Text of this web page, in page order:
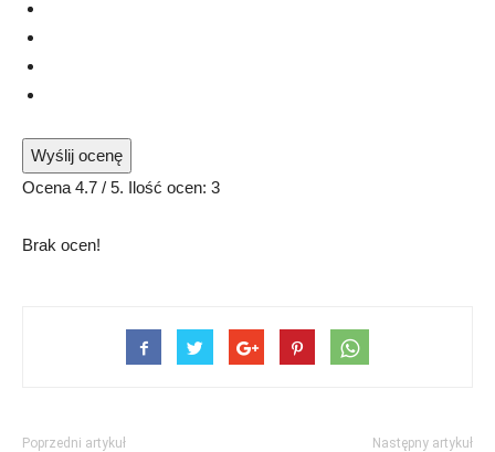
Wyślij ocenę
Ocena 4.7 / 5. Ilość ocen: 3
Brak ocen!
Poprzedni artykuł Następny artykuł